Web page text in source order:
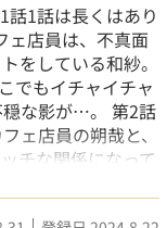
話1話は長くはあり
ェ店員は、不真面
をしている和紗。
でもイチャイチャ
穏な影が…。 第2話
ェ店員の朔哉と、
チな関係になって
なっています。
元ヤンキーの大